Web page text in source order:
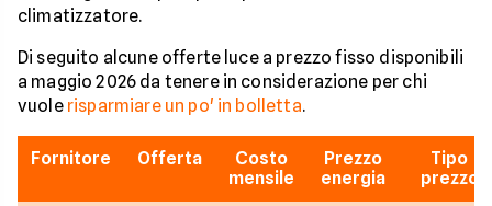
climatizzatore.
Di seguito alcune offerte luce a prezzo fisso disponibili
a maggio 2026 da tenere in considerazione per chi
vuole risparmiare un po' in bolletta.
Fornitore Offerta
Costo
mensile
Prezzo
energia
Tipo
prezzo